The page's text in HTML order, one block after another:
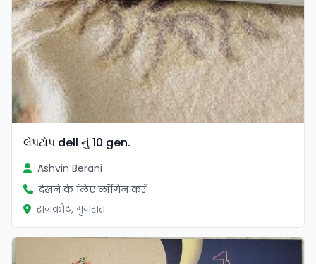
લેપટોપ dell નું 10 gen.
Ashvin Berani
देखने के लिए लॉगिन करें
राजकोट, गुजरात